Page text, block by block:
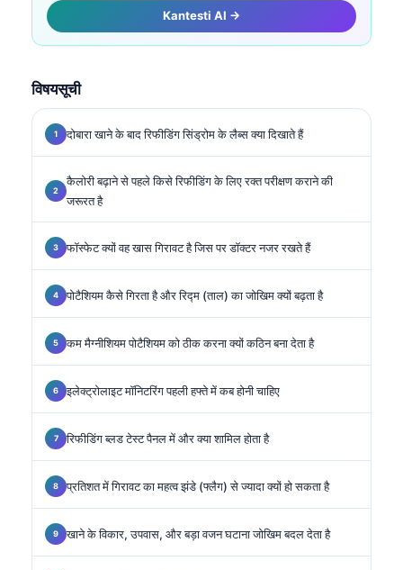
Kantesti AI →
विषयसूची
दोबारा खाने के बाद रिफीडिंग सिंड्रोम के लैब्स क्या दिखाते हैं
कैलोरी बढ़ाने से पहले किसे रिफीडिंग के लिए रक्त परीक्षण कराने की
जरूरत है
फॉस्फेट क्यों वह खास गिरावट है जिस पर डॉक्टर नजर रखते हैं
पोटैशियम कैसे गिरता है और रिद्म (ताल) का जोखिम क्यों बढ़ता है
कम मैग्नीशियम पोटैशियम को ठीक करना क्यों कठिन बना देता है
इलेक्ट्रोलाइट मॉनिटरिंग पहली हफ्ते में कब होनी चाहिए
रिफीडिंग ब्लड टेस्ट पैनल में और क्या शामिल होता है
प्रतिशत में गिरावट का महत्व झंडे (फ्लैग) से ज्यादा क्यों हो सकता है
खाने के विकार, उपवास, और बड़ा वजन घटाना जोखिम बदल देता है